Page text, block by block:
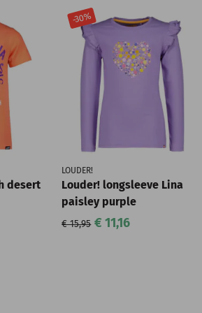
desert
-30%
LOUDER!
Louder! longsleeve Lina
paisley purple
€ 15,95 € 11,16